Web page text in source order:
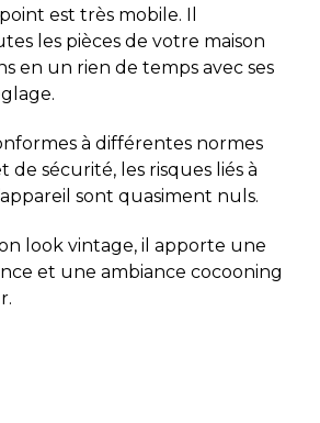
est très mobile. Il
les pièces de votre maison
en un rien de temps avec ses
à différentes normes
de sécurité, les risques liés à
sont quasiment nuls.
look vintage, il apporte une
et une ambiance cocooning